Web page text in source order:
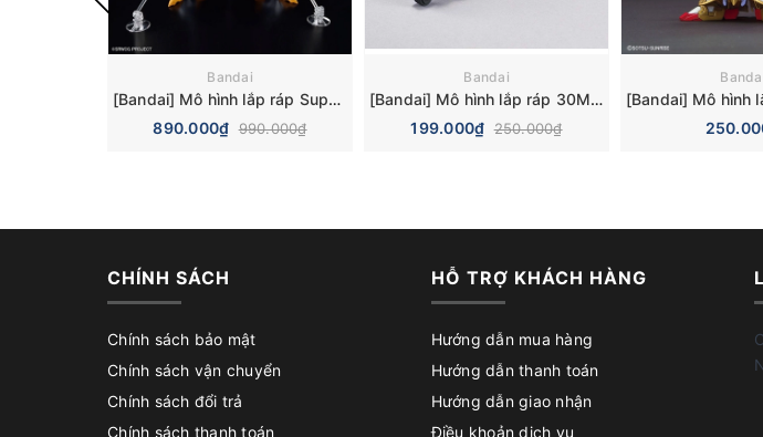
Bandai
[Bandai] Mô hình lắp ráp Super Robot Wars HG Cybaster Plastic Model
890.000₫ 990.000₫
Bandai
[Bandai] Mô hình lắp ráp 30MM 08 Extended Armament Vehicle (Space Craft) [Black] Plastic model
199.000₫ 250.000₫
CHÍNH SÁCH
Chính sách bảo mật
Chính sách vận chuyển
Chính sách đổi trả
Chính sách thanh toán
HỖ TRỢ KHÁCH HÀNG
Hướng dẫn mua hàng
Hướng dẫn thanh toán
Hướng dẫn giao nhận
Điều khoản dịch vụ